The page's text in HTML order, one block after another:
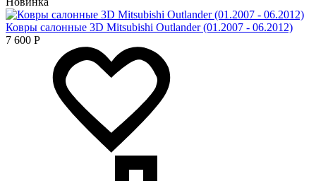
Ковры салонные 3D Mitsubishi Outlander (01.2007 - 06.2012)
7 600 Р